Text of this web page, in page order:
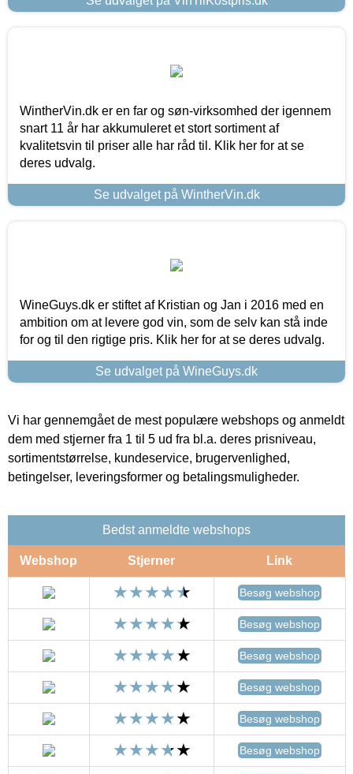
WintherVin.dk er en far og søn-virksomhed der igennem
snart 11 år har akkumuleret et stort sortiment af
kvalitetsvin til priser alle har råd til. Klik her for at se
deres udvalg.
Se udvalget på WintherVin.dk
WineGuys.dk er stiftet af Kristian og Jan i 2016 med en
ambition om at levere god vin, som de selv kan stå inde
for og til den rigtige pris. Klik her for at se deres udvalg.
Se udvalget på WineGuys.dk
Vi har gennemgået de mest populære webshops og anmeldt
dem med stjerner fra 1 til 5 ud fra bl.a. deres prisniveau,
sortimentstørrelse, kundeservice, brugervenlighed,
betingelser, leveringsformer og betalingsmuligheder.
Bedst anmeldte webshops
Webshop Stjerner Link
Besøg webshop
Besøg webshop
Besøg webshop
Besøg webshop
Besøg webshop
Besøg webshop